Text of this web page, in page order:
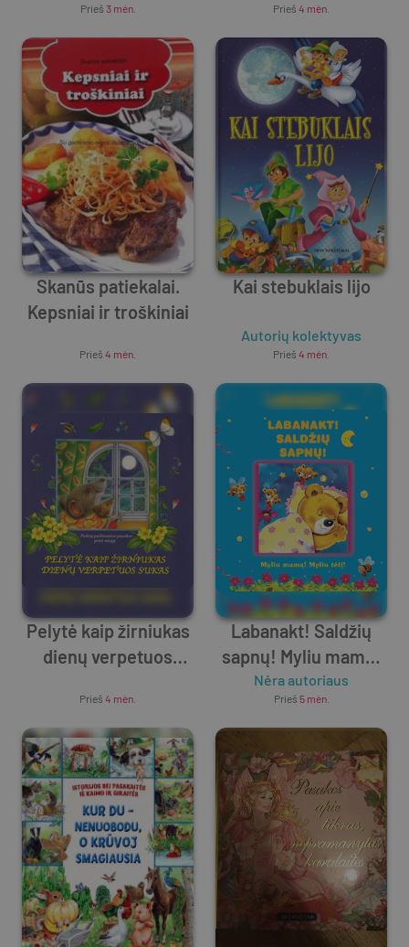
trumpos, bet
vienodai žavios
(didelės raidės)
Prieš 3 mėn. Prieš 4 mėn.
Skanūs patiekalai.
Kepsniai ir troškiniai
Prieš 4 mėn.
Kai stebuklais lijo
Autorių kolektyvas
Prieš 4 mėn.
Pelytė kaip žirniukas
dienų verpetuos
Prieš 4 mėn.
Labanakt! Saldžių
sapnų! Myliu mamą!
Myliu tėtį!
Nėra autoriaus
Prieš 5 mėn.